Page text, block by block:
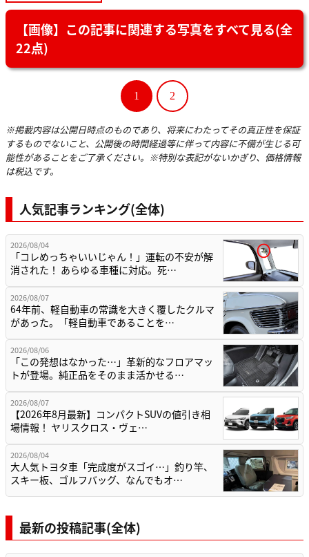
【画像】この記事に関連する写真をすべて見る(全
22点)
1 2
※掲載内容は公開日時点のものであり、将来にわたってその真正性を保証
するものでないこと、公開後の時間経過等に伴って内容に不備が生じる可
能性があることをご了承ください。※特別な表記がないかぎり、価格情報
は税込です。
人気記事ランキング(全体)
2026/08/04
「コレめっちゃいいじゃん！」運転の不安が解
消された！ あらゆる車種に対応。死…
2026/08/07
64年前、軽自動車の常識を大きく覆したクルマ
があった。「軽自動車であることを…
2026/08/06
「この発想はなかった…」革新的なフロアマッ
トが登場。純正品をそのまま活かせる…
2026/08/07
【2026年8月最新】コンパクトSUVの値引き相
場情報！ ヤリスクロス・ヴェ…
2026/08/04
大人気トヨタ車「完成度がスゴイ…」釣り竿、
スキー板、ゴルフバッグ、なんでもオ…
最新の投稿記事(全体)